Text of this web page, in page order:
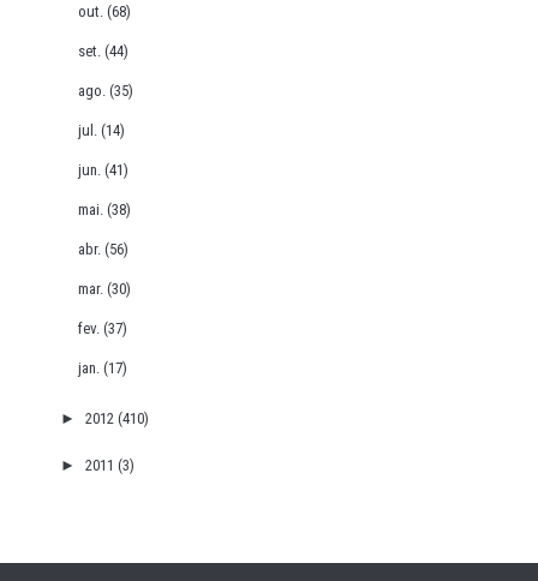
out.(68)
set.(44)
ago.(35)
jul.(14)
jun.(41)
mai.(38)
abr.(56)
mar.(30)
fev.(37)
jan.(17)
► 2012 (410)
► 2011 (3)